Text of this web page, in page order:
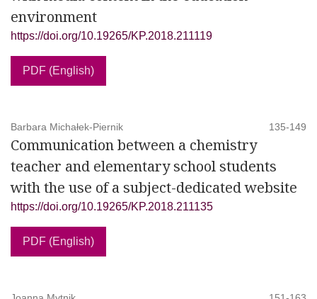
environment
https://doi.org/10.19265/KP.2018.211119
PDF (English)
Barbara Michałek-Piernik 135-149
Communication between a chemistry
teacher and elementary school students
with the use of a subject-dedicated website
https://doi.org/10.19265/KP.2018.211135
PDF (English)